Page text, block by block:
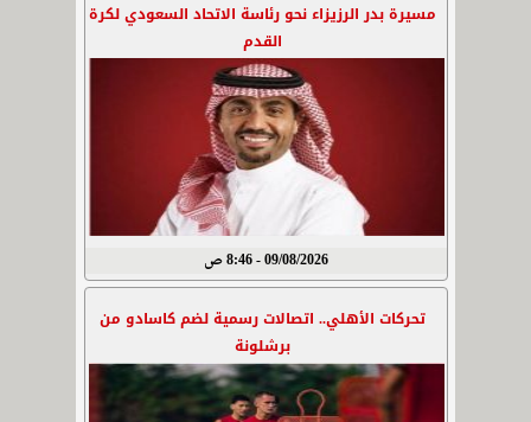
مسيرة بدر الرزيزاء نحو رئاسة الاتحاد السعودي لكرة
القدم
09/08/2026 - 8:46 ص
تحركات الأهلي.. اتصالات رسمية لضم كاسادو من
برشلونة